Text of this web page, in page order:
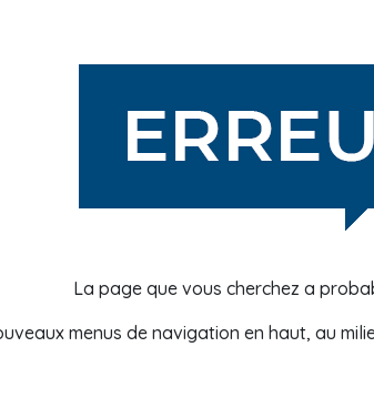
La page que vous cherchez a
menus de navigation en haut, au